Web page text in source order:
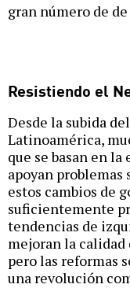
gran número de
Resistiendo el
Desde la subida
Latinoamérica,
que se basan en
apoyan
estos cambios de
suficientemente
tendencias de
mejoran la calidad
pero las reformas
una revolución